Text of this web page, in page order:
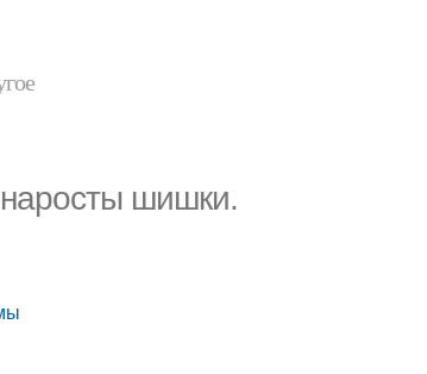
наросты шишки.